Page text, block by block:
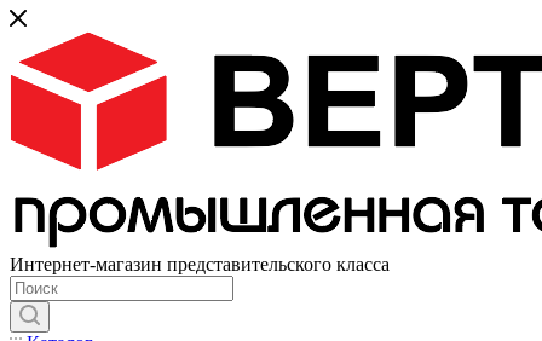
Интернет-магазин представительского класса